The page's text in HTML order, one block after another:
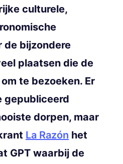
culturele,
de bijzondere
plaatsen die de
te bezoeken. Er
gepubliceerd
dorpen, maar
La Razón het
GPT waarbij de